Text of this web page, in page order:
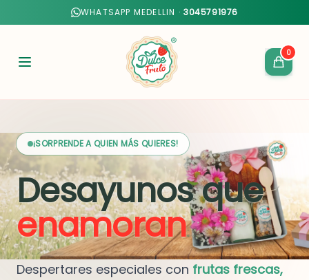
WHATSAPP MEDELLIN · 3045791976
0
¡SORPRENDE A QUIEN MÁS QUIERES!
Desayunos que
enamoran
Despertares especiales con frutas frescas,